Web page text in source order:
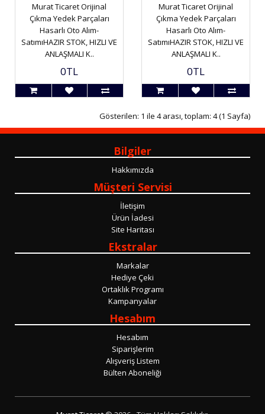
Murat Ticaret Orijinal
Çıkma Yedek Parçaları
Hasarlı Oto Alım-
SatımıHAZIR STOK, HIZLI VE
ANLAŞMALI K..
0TL
Murat Ticaret Orijinal
Çıkma Yedek Parçaları
Hasarlı Oto Alım-
SatımıHAZIR STOK, HIZLI VE
ANLAŞMALI K..
0TL
Gösterilen: 1 ile 4 arası, toplam: 4 (1 Sayfa)
Bilgiler
Hakkımızda
Müşteri Servisi
İletişim
Ürün İadesi
Site Haritası
Ekstralar
Markalar
Hediye Çeki
Ortaklık Programı
Kampanyalar
Hesabım
Hesabım
Siparişlerim
Alışveriş Listem
Bülten Aboneliği